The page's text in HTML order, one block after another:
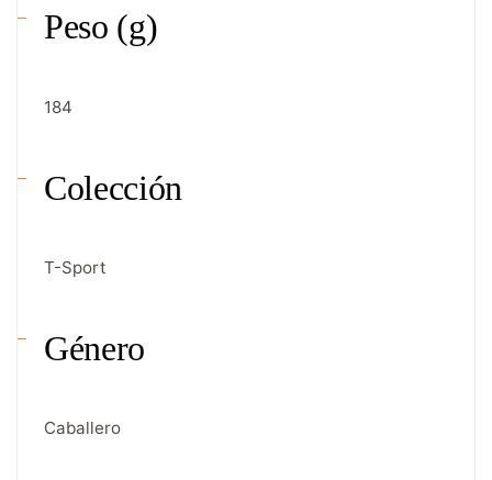
Peso (g)
184
Colección
T-Sport
Género
Caballero